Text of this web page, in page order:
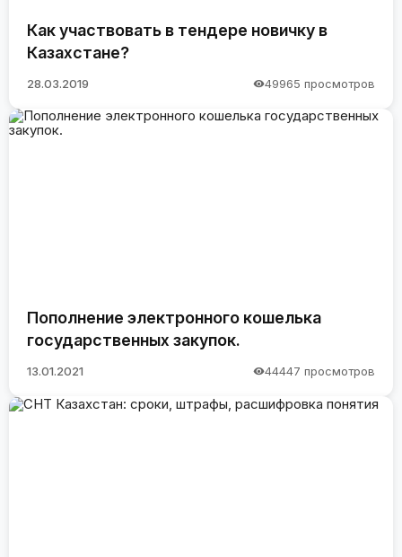
Как участвовать в тендере новичку в
Казахстане?
28.03.2019 49965 просмотров
Пополнение электронного кошелька
государственных закупок.
13.01.2021 44447 просмотров